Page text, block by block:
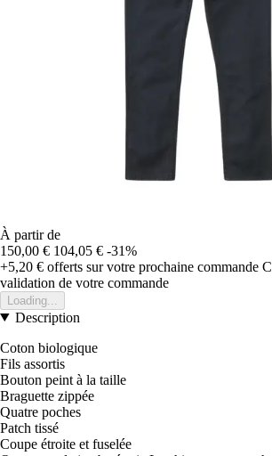
À partir de
150,00 € 104,05 € -31%
+5,20 € offerts sur votre prochaine commande
validation de votre commande
Loading...
Description
Coton biologique
Fils assortis
Bouton peint à la taille
Braguette zippée
Quatre poches
Patch tissé
Coupe étroite et fuselée